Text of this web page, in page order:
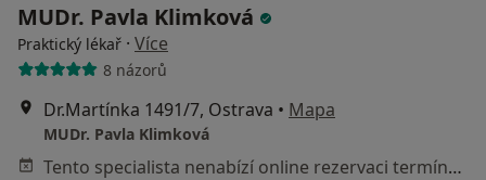
MUDr. Pavla Klimková
Praktický lékař · Více
8 názorů
Dr.Martínka 1491/7, Ostrava • Mapa
MUDr. Pavla Klimková
Tento specialista nenabízí online rezervaci termínu na této adrese.